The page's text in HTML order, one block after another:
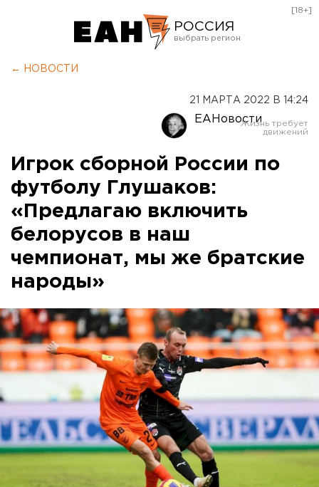
РОССИЯ
Оренбург
[18+]
← НОВОСТИ
21 МАРТА 2022 В 14:24
ЕАНовости
Игрок сборной России по
футболу Глушаков:
«Предлагаю включить
белорусов в наш
чемпионат, мы же братские
народы»